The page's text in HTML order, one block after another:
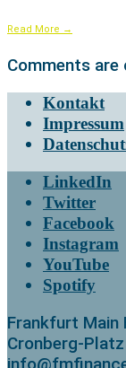
Read More →
Comments are
Kontakt
Impressum
LinkedIn
Twitter
Facebook
Instagram
YouTube
Spotify
Frankfurt Main
Cronberg-